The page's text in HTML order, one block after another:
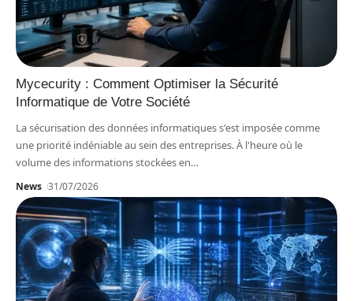
Mycecurity : Comment Optimiser la Sécurité
Informatique de Votre Société
La sécurisation des données informatiques s'est imposée comme
une priorité indéniable au sein des entreprises. À l'heure où le
volume des informations stockées en…
News 31/07/2026